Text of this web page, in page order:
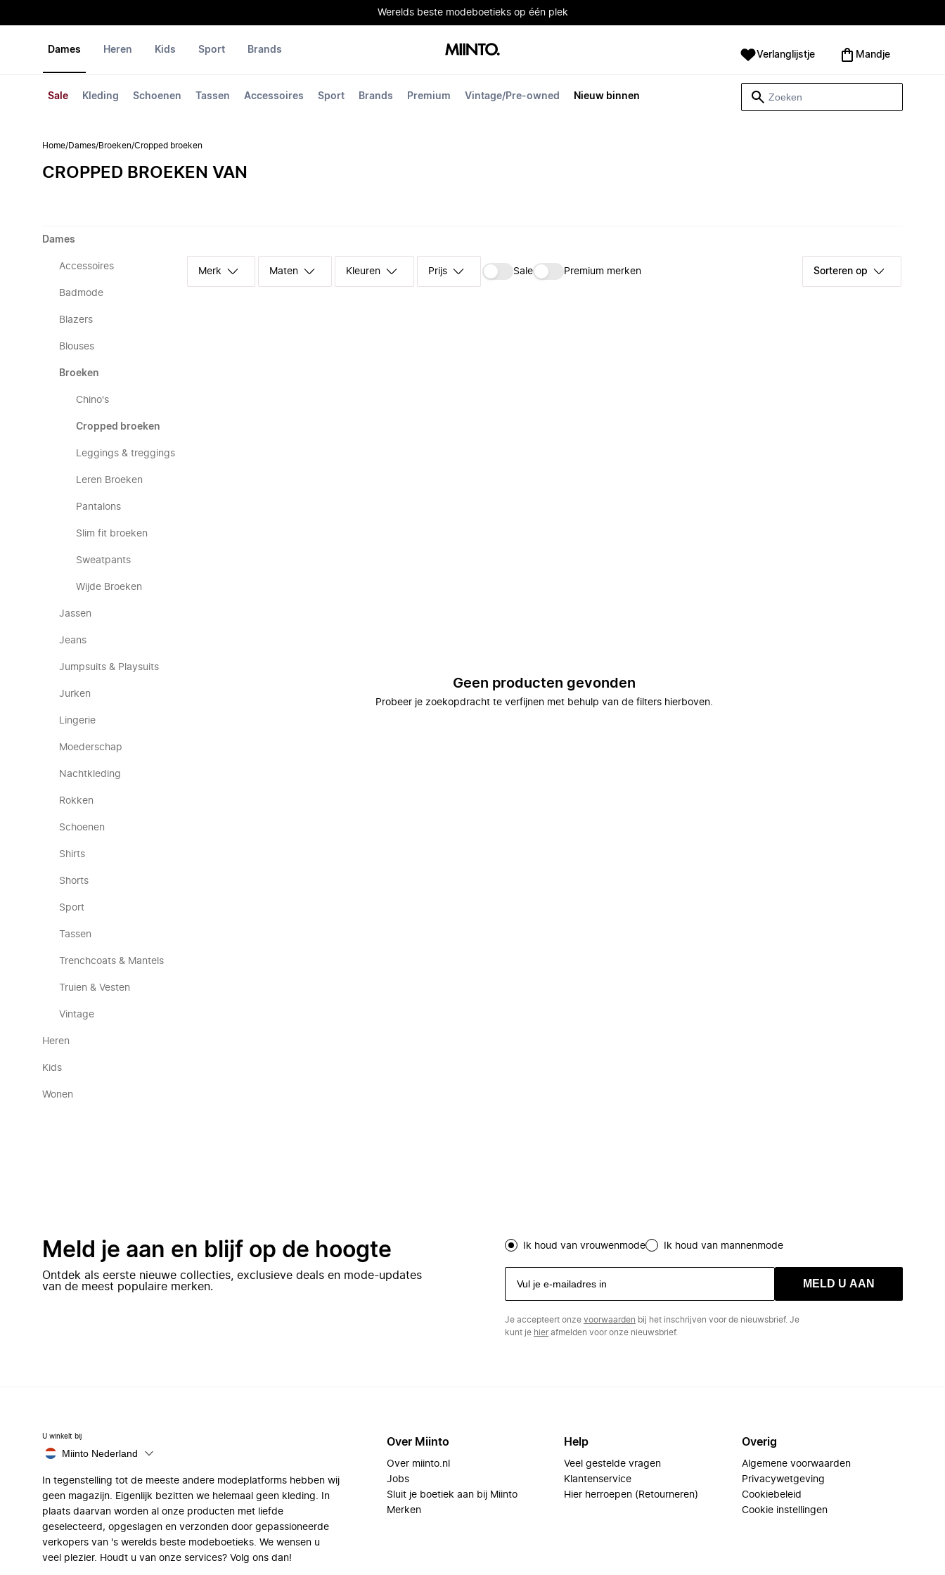
Werelds beste modeboetieks op één plek
Dames
Sale Kleding Schoenen Tassen Accessoires Sport Brands Premium Vintage/Pre-owned Nieuw binnen
Heren Kids Sport Brands Verlanglijstje Mandje
Home/Dames/Broeken/Cropped broeken
CROPPED BROEKEN VAN
Dames
Accessoires
Badmode
Blazers
Blouses
Broeken
Chino's
Cropped broeken
Leggings & treggings
Leren Broeken
Pantalons
Slim fit broeken
Sweatpants
Wijde Broeken
Jassen
Jeans
Jumpsuits & Playsuits
Jurken
Lingerie
Moederschap
Nachtkleding
Rokken
Schoenen
Shirts
Shorts
Sport
Tassen
Trenchcoats & Mantels
Truien & Vesten
Vintage
Heren
Kids
Wonen
Merk Maten Kleuren Prijs Sale Premium merken Sorteren op
Geen producten gevonden
Probeer je zoekopdracht te verfijnen met behulp van de filters hierboven.
Meld je aan en blijf op de hoogte
Ontdek als eerste nieuwe collecties, exclusieve deals en mode-updates
van de meest populaire merken.
Ik houd van vrouwenmode Ik houd van mannenmode
MELD U AAN
Je accepteert onze voorwaarden bij het inschrijven voor de nieuwsbrief. Je
kunt je hierafmelden voor onze nieuwsbrief.
U winkelt bij
Miinto Nederland
In tegenstelling tot de meeste andere modeplatforms hebben wij
geen magazijn. Eigenlijk bezitten we helemaal geen kleding. In
plaats daarvan worden al onze producten met liefde
geselecteerd, opgeslagen en verzonden door gepassioneerde
verkopers van 's werelds beste modeboetieks. We wensen u
veel plezier. Houdt u van onze services? Volg ons dan!
Over Miinto
Over miinto.nl
Jobs
Sluit je boetiek aan bij Miinto
Merken
Help
Veel gestelde vragen
Klantenservice
Hier herroepen (Retourneren)
Overig
Algemene voorwaarden
Privacywetgeving
Cookiebeleid
Cookie instellingen